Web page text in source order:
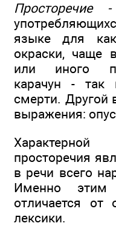
Просторечие -
языке для
окраски, чаще
или иного
карачун - так
смерти. Другой
выражения:
просторечия
в речи всего
Именно этим
отличается от
лексики.